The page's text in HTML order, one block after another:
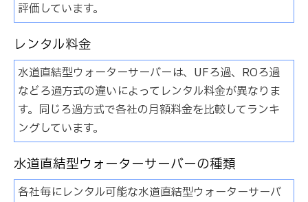
評価しています。
レンタル料金
水道直結型ウォーターサーバーは、UFろ過、ROろ過
などろ過方式の違いによってレンタル料金が異なりま
す。同じろ過方式で各社の月額料金を比較してランキ
ングしています。
水道直結型ウォーターサーバーの種類
各社毎にレンタル可能な水道直結型ウォーターサーバ